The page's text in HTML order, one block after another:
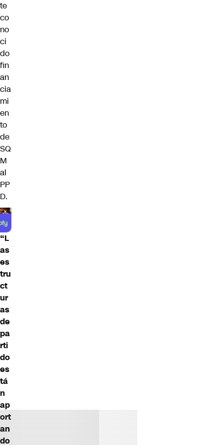
te
co
no
ci
do
fin
an
cia
mi
en
to
de
SQ
M
al
PP
D.
“L
as
es
tru
ct
ur
as
de
pa
rti
do
es
tá
n
ap
ort
an
do